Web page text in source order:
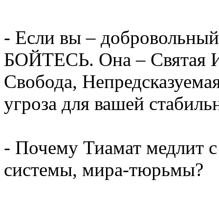
- Если вы –
БОЙТЕСЬ. Она – Святая
Свобода,
угроза для вашей
- Почему Тиамат медлит
системы, мира-тюрьмы?